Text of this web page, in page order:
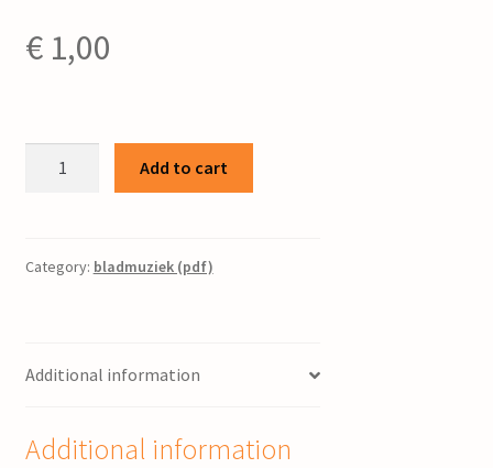
€1,00
/
Add to cart
Category: bladmuziek (pdf)
Additional information
Additional information